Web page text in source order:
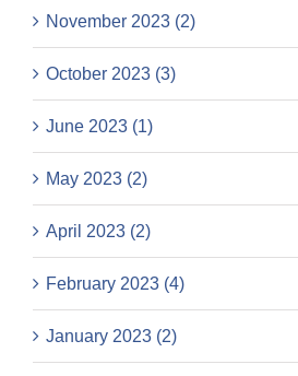
November 2023 (2)
October 2023 (3)
June 2023 (1)
May 2023 (2)
April 2023 (2)
February 2023 (4)
January 2023 (2)